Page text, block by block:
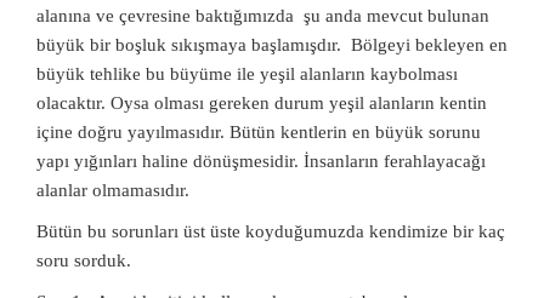
alanına ve çevresine baktığımızda şu anda mevcut bulunan
büyük bir boşluk sıkışmaya başlamışdır. Bölgeyi bekleyen en
büyük tehlike bu büyüme ile yeşil alanların kaybolması
olacaktır. Oysa olması gereken durum yeşil alanların kentin
içine doğru yayılmasıdır. Bütün kentlerin en büyük sorunu
yapı yığınları haline dönüşmesidir. İnsanların ferahlayacağı
alanlar olmamasıdır.
Bütün bu sorunları üst üste koyduğumuzda kendimize bir kaç
soru sorduk.